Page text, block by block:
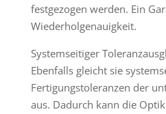
festgezogen werden. Ein
Wiederholgenauigkeit.
Systemseitiger
Ebenfalls gleicht sie
Fertigungstoleranzen der
aus. Dadurch kann die